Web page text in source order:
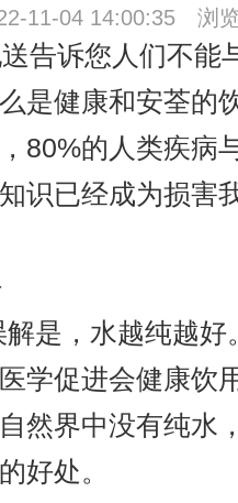
11-04 14:00:35 浏
告诉您人们不能
是健康和安荃的
80%的人类疾病
识已经成为损害
是，水越纯越好
学促进会健康饮
然界中没有纯水
好处。